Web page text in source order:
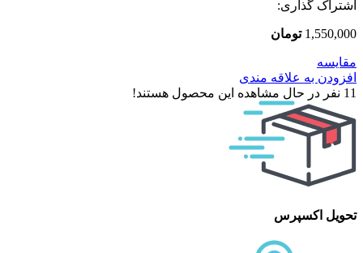
اشتراک گذاری:
1,550,000 تومان
مقایسه
افزودن به علاقه مندی
11 نفر در حال مشاهده این محصول هستند!
تحویل اکسپرس